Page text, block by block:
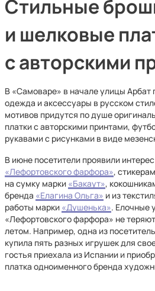
Стильные
и шелковые
с авторскими
В «Самоваре» в начале улицы Арбат
одежда и аксессуары в русском
мотивов придутся по душе
платки с авторскими принтами,
рукавами с рисунками в виде
В июне посетители проявили
«Лефортовского фарфора», стикерам
на сумку марки «Бакаут»,
бренда «Елагина Ольга» и из
работы марки «Душенька». Елочные
«Лефортовского фарфора» не
летом. Например, одна из
купила пять разных игрушек для
гостья приехала из Испании и
платка одноименного бренда